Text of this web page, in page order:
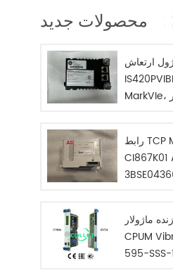
محصولات جدید
ارتعاش
MarkVIe، مبتنی بر
رابط TCP Modbus
CI867K01
ماژولار
CPUM
595-SSS-